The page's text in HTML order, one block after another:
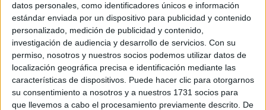
datos personales, como identificadores únicos e información
estándar enviada por un dispositivo para publicidad y contenido
personalizado, medición de publicidad y contenido,
investigación de audiencia y desarrollo de servicios. Con su
permiso, nosotros y nuestros socios podemos utilizar datos de
localización geográfica precisa e identificación mediante las
características de dispositivos. Puede hacer clic para otorgarnos
su consentimiento a nosotros y a nuestros 1731 socios para
que llevemos a cabo el procesamiento previamente descrito. De
LaFederación de Deportes de Montaña y Escalada de
Ceutacontinúa reforzando su compromiso con la
promoción de losdeportes de montañay la actividad
física al aire libre con la puesta en marcha del primer curso
de iniciación a la escalada. Esta es una nueva propuesta
formativa que ha arrancado con una gran acogida entre los
participantes y que supone un paso más en el crecimiento